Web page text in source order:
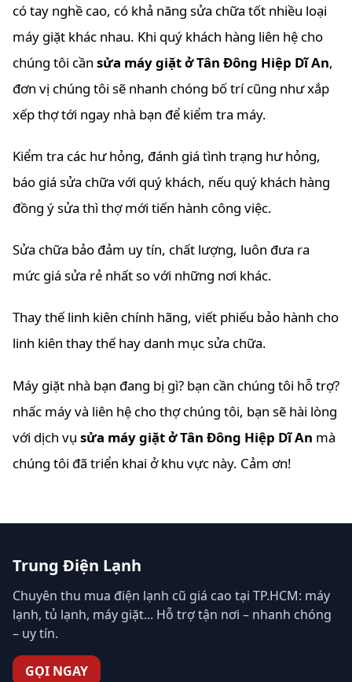
có tay nghề cao, có khả năng sửa chữa tốt nhiều loại
máy giặt khác nhau. Khi quý khách hàng liên hệ cho
chúng tôi cần sửa máy giặt ở Tân Đông Hiệp Dĩ An,
đơn vị chúng tôi sẽ nhanh chóng bố trí cũng như xắp
xếp thợ tới ngay nhà bạn để kiểm tra máy.
Kiểm tra các hư hỏng, đánh giá tình trạng hư hỏng,
báo giá sửa chữa với quý khách, nếu quý khách hàng
đồng ý sửa thì thợ mới tiến hành công việc.
Sửa chữa bảo đảm uy tín, chất lượng, luôn đưa ra
mức giá sửa rẻ nhất so với những nơi khác.
Thay thế linh kiên chính hãng, viết phiếu bảo hành cho
linh kiên thay thế hay danh mục sửa chữa.
Máy giặt nhà bạn đang bị gì? bạn cần chúng tôi hỗ trợ?
nhấc máy và liên hệ cho thợ chúng tôi, bạn sẽ hài lòng
với dịch vụ sửa máy giặt ở Tân Đông Hiệp Dĩ An mà
chúng tôi đã triển khai ở khu vực này. Cảm ơn!
Trung Điện Lạnh
Chuyên thu mua điện lạnh cũ giá cao tại TP.HCM: máy
lạnh, tủ lạnh, máy giặt... Hỗ trợ tận nơi – nhanh chóng
– uy tín.
GỌI NGAY